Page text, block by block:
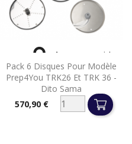
Pack 6 Disques Pour Modèle
Prep4You TRK26 Et TRK 36 -
Dito Sama
Prix570,90 €
 Aperçu rapide